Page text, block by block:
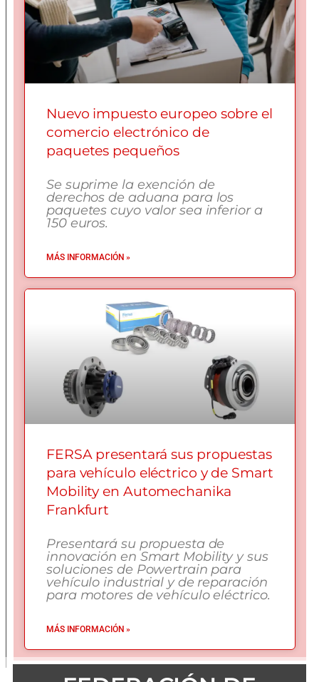
Nuevo impuesto europeo sobre el
comercio electrónico de
paquetes pequeños
Se suprime la exención de
derechos de aduana para los
paquetes cuyo valor sea inferior a
150 euros.
MÁS INFORMACIÓN »
FERSA presentará sus propuestas
para vehículo eléctrico y de Smart
Mobility en Automechanika
Frankfurt
Presentará su propuesta de
innovación en Smart Mobility y sus
soluciones de Powertrain para
vehículo industrial y de reparación
para motores de vehículo eléctrico.
MÁS INFORMACIÓN »